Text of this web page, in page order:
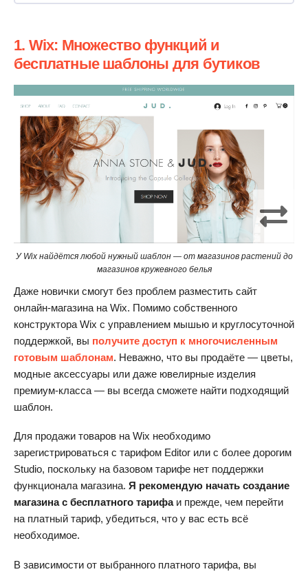
1. Wix: Множество функций и
бесплатные шаблоны для бутиков
У Wix найдётся любой нужный шаблон — от магазинов растений до
магазинов кружевного белья
Даже новички смогут без проблем разместить сайт
онлайн-магазина на Wix. Помимо собственного
конструктора Wix с управлением мышью и круглосуточной
поддержкой, вы получите доступ к многочисленным
готовым шаблонам. Неважно, что вы продаёте — цветы,
модные аксессуары или даже ювелирные изделия
премиум-класса — вы всегда сможете найти подходящий
шаблон.
Для продажи товаров на Wix необходимо
зарегистрироваться с тарифом Editor или с более дорогим
Studio, поскольку на базовом тарифе нет поддержки
функционала магазина. Я рекомендую начать создание
магазина с бесплатного тарифаи прежде, чем перейти
на платный тариф, убедиться, что у вас есть всё
необходимое.
В зависимости от выбранного платного тарифа, вы